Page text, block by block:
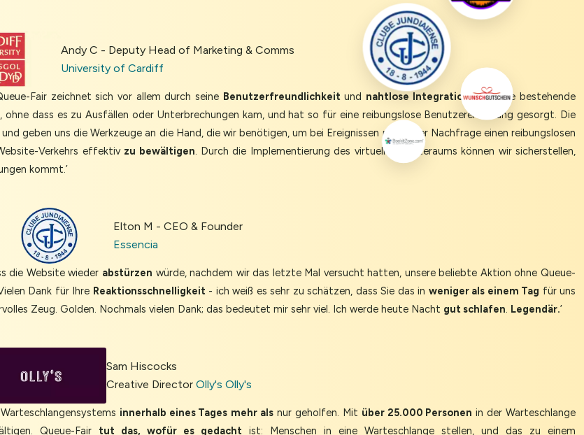
Andy C - Deputy Head of Marketing & Comms
University of Cardiff
Fair zeichnet sich vor allem durch seine Benutzerfreundlichkeitund nahtlose Integrationin unsere bestehende
dass es zu Ausfällen oder Unterbrechungen kam, und hat so für eine reibungslose Benutzererfahrung gesorgt. Die
und geben uns die Werkzeuge an die Hand, die wir benötigen, um bei Ereignissen mit hoher Nachfrage einen reibungslosen
Verkehrs effektiv zu bewältigen. Durch die Implementierung des virtuellen Warteraums können wir sicherstellen,
kommt.’
Elton M - CEO & Founder
Essencia
die Website wieder abstürzen würde, nachdem wir das letzte Mal versucht hatten, unsere beliebte Aktion ohne Queue-
Dank für Ihre Reaktionsschnelligkeit- ich weiß es sehr zu schätzen, dass Sie das in weniger als einem Tag für uns
Zeug. Golden. Nochmals vielen Dank; das bedeutet mir sehr viel. Ich werde heute Nacht gut schlafen. Legendär.’
Sam Hiscocks
Creative Director Olly's Olly's
innerhalb eines Tages mehr als nur geholfen. Mit über 25.000 Personen in der Warteschlange
Queue-Fair tut das, wofür es gedacht ist: Menschen in eine Warteschlange stellen, und das zu einem